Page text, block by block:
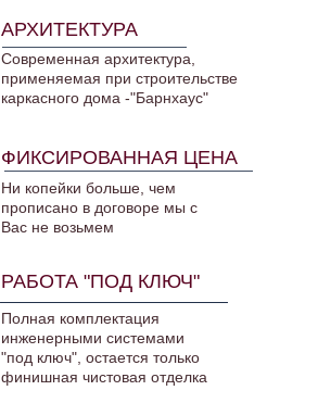
АРХИТЕКТУРА
ФИКСИРОВАННАЯ ЦЕНА
РАБОТА "ПОД КЛЮЧ"
Современная архитектура,
применяемая при строительстве
каркасного дома -"Барнхаус"
Ни копейки больше, чем
прописано в договоре мы с
Вас не возьмем
Полная комплектация
инженерными системами
"под ключ", остается только
финишная чистовая отделка